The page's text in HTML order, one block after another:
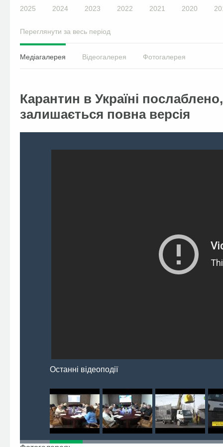
2025 2024 2023 2022 2021 2020
Переглянути за весь період
Медіагалерея Відеогалерея Фотогалерея
Карантин в Україні
залишається повна версія
Останні відеоподії